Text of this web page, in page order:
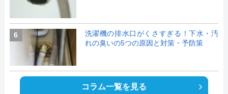
6
洗濯機の排水口がくさすぎる！下水・汚
れの臭いの5つの原因と対策・予防策
コラム一覧を見る